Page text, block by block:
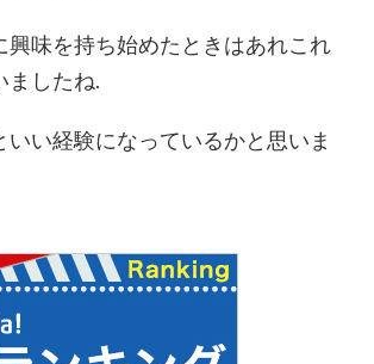
興味を持ち始めたときはあれこれ
ましたね.
いい経験になっているかと思いま